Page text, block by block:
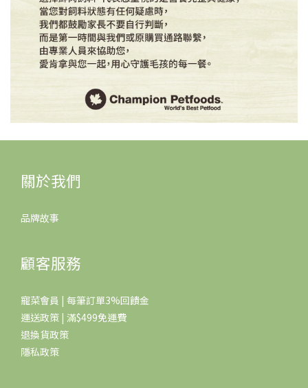
關於我們
品牌故事
顧客服務
寵菜會員 | 每筆訂單3%回饋金
運送政策 | 滿$499免運費
退換貨政策
隱私政策